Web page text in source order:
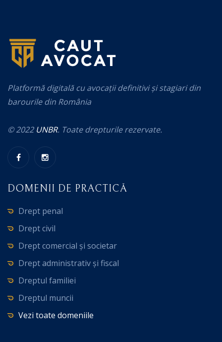
Platformă digitală cu avocații definitivi și stagiari din
barourile din România
© 2022 UNBR. Toate drepturile rezervate.
DOMENII DE PRACTICĂ
Drept penal
Drept civil
Drept comercial și societar
Drept administrativ și fiscal
Dreptul familiei
Dreptul muncii
Vezi toate domeniile